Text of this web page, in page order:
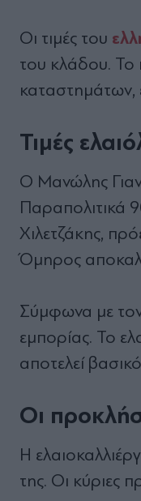
Οι τιμές του
του κλάδου. Το
καταστημάτων,
Τιμές
Ο Μανώλης
Παραπολιτικά
Χιλετζάκης,
Όμηρος
Σύμφωνα με τον
εμπορίας. Το
αποτελεί
Οι
Η
της. Οι κύριες